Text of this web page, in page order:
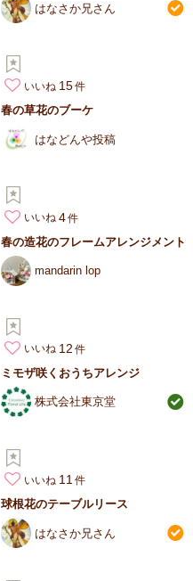
はなさか兄さん
いいね 15
春の草花のブーケ
はなどんや投稿
いいね 4
春の造花のフレームアレンジメント
mandarin lop
いいね 12
ミモザ咲くおうちアレンジ
株式会社東京堂
いいね 11
球根花のテーブルリース
はなさか兄さん